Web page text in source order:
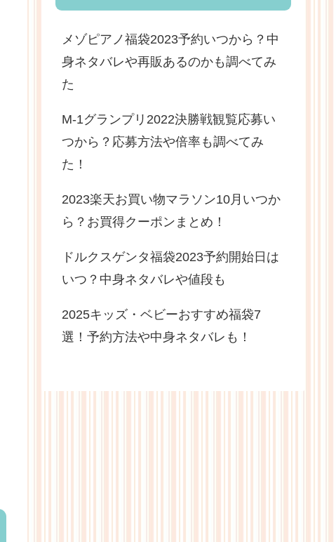
メゾピアノ福袋2023予約いつから？中
身ネタバレや再販あるのかも調べてみ
た
M-1グランプリ2022決勝戦観覧応募い
つから？応募方法や倍率も調べてみ
た！
2023楽天お買い物マラソン10月いつか
ら？お買得クーポンまとめ！
ドルクスゲンタ福袋2023予約開始日は
いつ？中身ネタバレや値段も
2025キッズ・ベビーおすすめ福袋7
選！予約方法や中身ネタバレも！